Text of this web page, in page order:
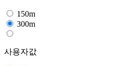
150m
300m
사용자값